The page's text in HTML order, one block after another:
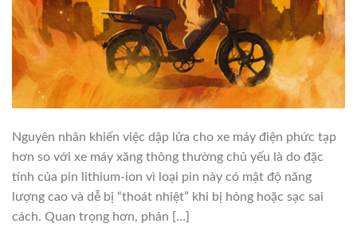
Nguyên nhân khiến việc dập lửa cho xe máy điện phức tạp
hơn so với xe máy xăng thông thường chủ yếu là do đặc
tính của pin lithium-ion vì loại pin này có mật độ năng
lượng cao và dễ bị “thoát nhiệt” khi bị hỏng hoặc sạc sai
cách. Quan trọng hơn, phản […]